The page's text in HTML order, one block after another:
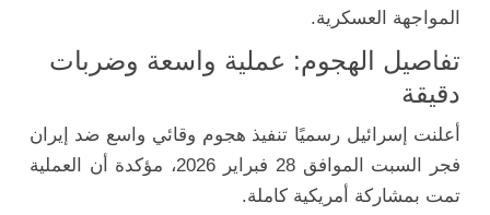
المواجهة العسكرية.
تفاصيل الهجوم: عملية واسعة وضربات
دقيقة
أعلنت إسرائيل رسميًا تنفيذ هجوم وقائي واسع ضد إيران
فجر السبت الموافق 28 فبراير 2026، مؤكدة أن العملية
تمت بمشاركة أمريكية كاملة.